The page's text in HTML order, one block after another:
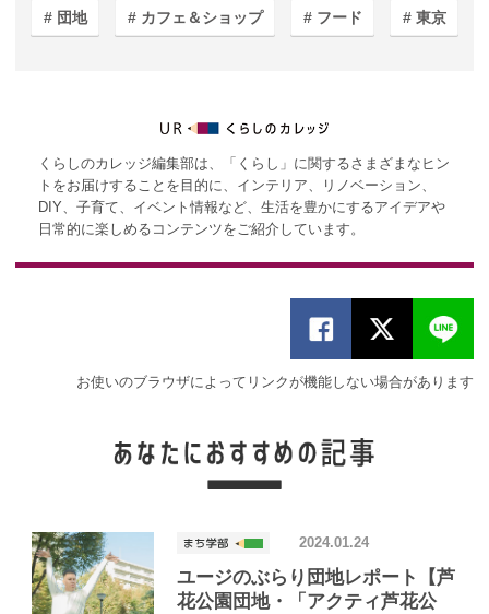
団地 カフェ＆ショップ フード 東京
くらしのカレッジ編集部は、「くらし」に関するさまざまなヒン
トをお届けすることを目的に、インテリア、リノベーション、
DIY、子育て、イベント情報など、生活を豊かにするアイデアや
日常的に楽しめるコンテンツをご紹介しています。
お使いのブラウザによってリンクが機能しない場合があります
ユージのぶらり団地レポート【芦
花公園団地・「アクティ芦花公
2024.01.24